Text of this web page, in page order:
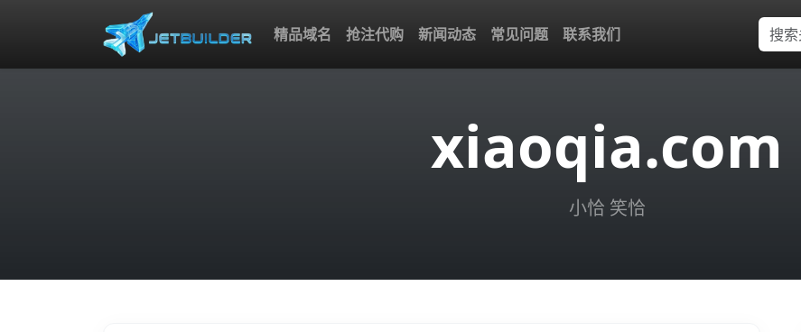
精品域名 抢注代购 新闻动态 常见问题 联系我们
xiaoqia.com
小恰 笑恰